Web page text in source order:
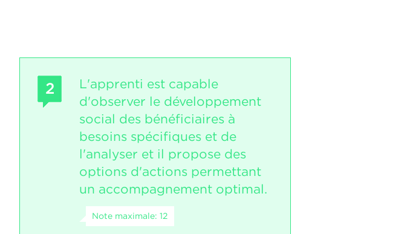
2
L'apprenti est capable
d'observer le développement
social des bénéficiaires à
besoins spécifiques et de
l'analyser et il propose des
options d'actions permettant
un accompagnement optimal.
Note maximale: 12